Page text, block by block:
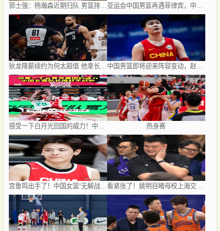
郭士强：杨瀚森近期归队 男篮排名靠后容错率很小 亚运会中国男篮再遇菲律宾，中国女篮与印尼、泰国同组
热身赛
宫鲁鸣出手了！中国女篮“无解战术”，杨舒予憋笑，对手早已绝望 看紧张了！姚明目睹母校上海交大绝杀清华难掩兴奋与张伟丽击掌庆祝